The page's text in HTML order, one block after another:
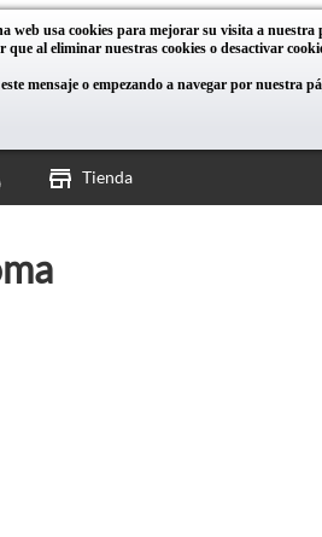
web usa cookies para mejorar su visita a nuestra
que al eliminar nuestras cookies o desactivar
mensaje o empezando a navegar por nuestra
Tienda